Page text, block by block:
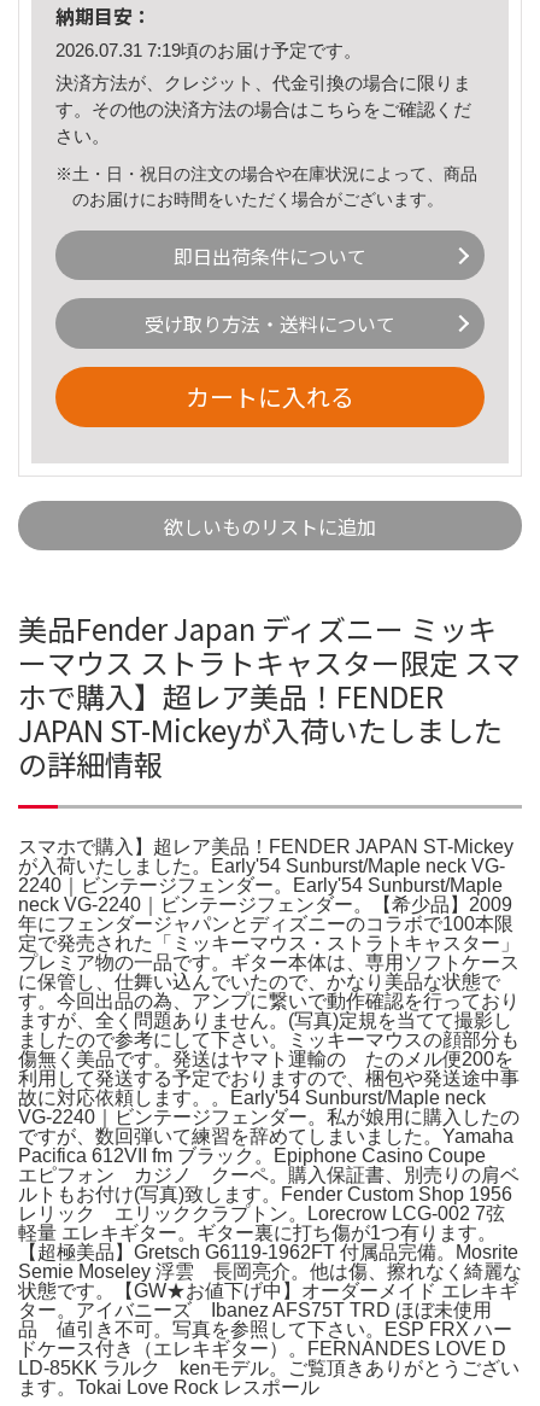
納期目安：
2026.07.31 7:19頃のお届け予定です。
決済方法が、クレジット、代金引換の場合に限りま
す。その他の決済方法の場合はこちら をご確認くだ
さい。
※土・日・祝日の注文の場合や在庫状況によって、商品
のお届けにお時間をいただく場合がございます。
即日出荷条件について
受け取り方法・送料について
カートに入れる
欲しいものリストに追加
美品Fender Japan ディズニー ミッキ
ーマウス ストラトキャスター限定 スマ
ホで購入】超レア美品！FENDER
JAPAN ST-Mickeyが入荷いたしました
の詳細情報
スマホで購入】超レア美品！FENDER JAPAN ST-Mickey
が入荷いたしました。Early'54 Sunburst/Maple neck VG-
2240｜ビンテージフェンダー。Early'54 Sunburst/Maple
neck VG-2240｜ビンテージフェンダー。【希少品】2009
年にフェンダージャパンとディズニーのコラボで100本限
定で発売された「ミッキーマウス・ストラトキャスター」
プレミア物の一品です。ギター本体は、専用ソフトケース
に保管し、仕舞い込んでいたので、かなり美品な状態で
す。今回出品の為、アンプに繋いで動作確認を行っており
ますが、全く問題ありません。(写真)定規を当てて撮影し
ましたので参考にして下さい。ミッキーマウスの顔部分も
傷無く美品です。発送はヤマト運輸の たのメル便200を
利用して発送する予定でおりますので、梱包や発送途中事
故に対応依頼します。。Early'54 Sunburst/Maple neck
VG-2240｜ビンテージフェンダー。私が娘用に購入したの
ですが、数回弾いて練習を辞めてしまいました。Yamaha
Pacifica 612VII fm ブラック。Epiphone Casino Coupe
エピフォン カジノ クーペ。購入保証書、別売りの肩ベ
ルトもお付け(写真)致します。Fender Custom Shop 1956
レリック エリッククラプトン。Lorecrow LCG-002 7弦
軽量 エレキギター。ギター裏に打ち傷が1つ有ります。​
【超極美品】Gretsch G6119-1962FT 付属品完備。Mosrite
Semie Moseley 浮雲 長岡亮介。他は傷、擦れなく綺麗な
状態です。【GW★お値下げ中】オーダーメイド エレキギ
ター。アイバニーズ Ibanez AFS75T TRD ほぼ未使用
品 値引き不可。写真を参照して下さい。ESP FRX ハー
ドケース付き（エレキギター）。FERNANDES LOVE D
LD-85KK ラルク kenモデル。ご覧頂きありがとうござい
ます。Tokai Love Rock レスポール